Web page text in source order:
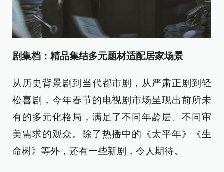
剧集档：精品集结多元题材适配居家场景
从历史背景剧到当代都市剧，从严肃正剧到轻
松喜剧，今年春节的电视剧市场呈现出前所未
有的多元化格局，满足了不同年龄层、不同审
美需求的观众。除了热播中的《太平年》《生
命树》等外，还有一些新剧，令人期待。